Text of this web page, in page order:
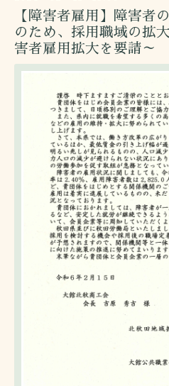
【障害者雇用】障害者
のため、採用職域の拡
害者雇用拡大を要請～